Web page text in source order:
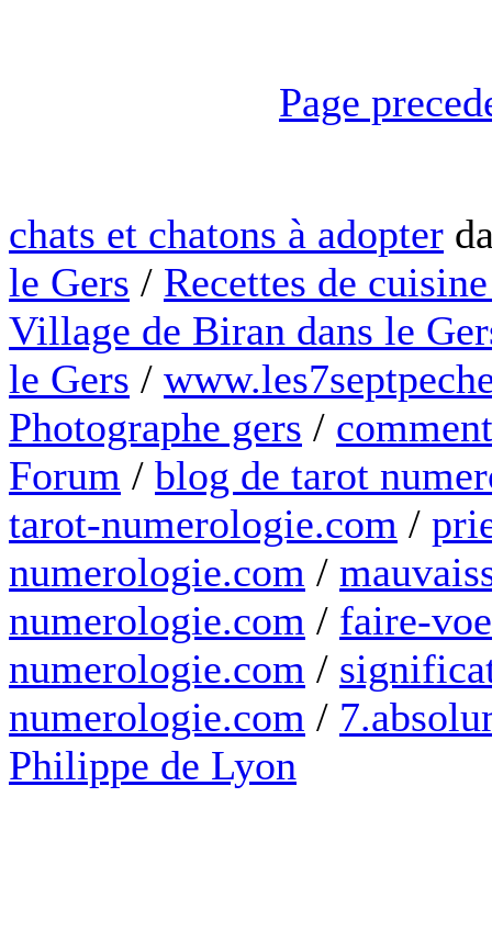
Page
chats et chatons à adopter
le Gers / Recettes de
Village de Biran dans le
le Gers /
Photographe gers /
Forum / blog de tarot
tarot-numerologie.com /
numerologie.com /
numerologie.com / faire-
numerologie.com /
numerologie.com /
Philippe de Lyon